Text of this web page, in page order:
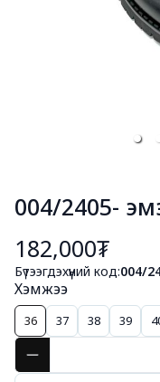
004/2405-
182,000₮
Бүтээгдэхүүний код:004/
Хэмжээ
36 37 38 39